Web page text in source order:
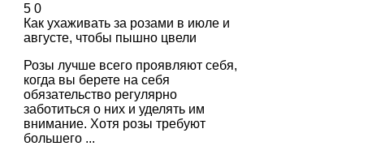
5 0
Как ухаживать за розами в июле и
августе, чтобы пышно цвели
Розы лучше всего проявляют себя,
когда вы берете на себя
обязательство регулярно
заботиться о них и уделять им
внимание. Хотя розы требуют
большего ...